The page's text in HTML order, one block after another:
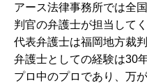
アース法律事務所では全
判官の弁護士が担当して
代表弁護士は福岡地方裁
弁護士としての経験は30
プロ中のプロであり、万